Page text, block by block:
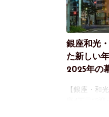
銀座和光
た新しい
2025年の
【銀座・和
「新年の鐘